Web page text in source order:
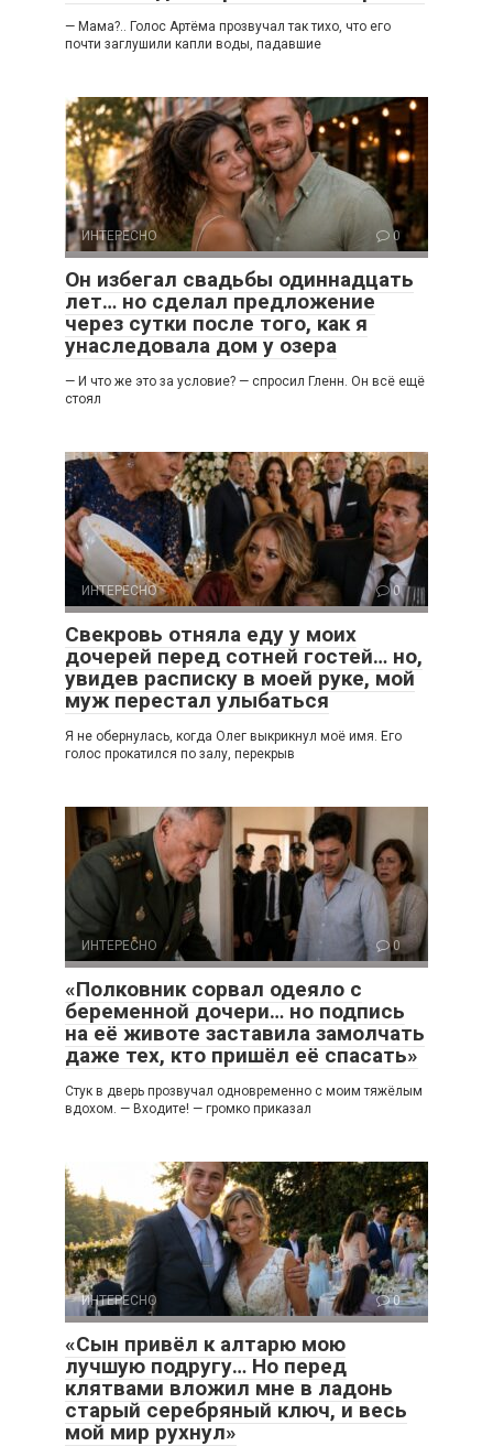
— Мама?.. Голос Артёма прозвучал так тихо, что его
почти заглушили капли воды, падавшие
ИНТЕРЕСНО 0
Он избегал свадьбы одиннадцать
лет… но сделал предложение
через сутки после того, как я
унаследовала дом у озера
— И что же это за условие? — спросил Гленн. Он всё ещё
стоял
ИНТЕРЕСНО 0
Свекровь отняла еду у моих
дочерей перед сотней гостей… но,
увидев расписку в моей руке, мой
муж перестал улыбаться
Я не обернулась, когда Олег выкрикнул моё имя. Его
голос прокатился по залу, перекрыв
ИНТЕРЕСНО 0
«Полковник сорвал одеяло с
беременной дочери… но подпись
на её животе заставила замолчать
даже тех, кто пришёл её спасать»
Стук в дверь прозвучал одновременно с моим тяжёлым
вдохом. — Входите! — громко приказал
ИНТЕРЕСНО 0
«Сын привёл к алтарю мою
лучшую подругу… Но перед
клятвами вложил мне в ладонь
старый серебряный ключ, и весь
мой мир рухнул»